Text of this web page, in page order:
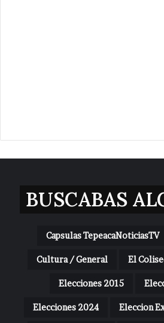
BUSCABAS
Capsulas TepeacaNoticiasTV
Cultura / General El
Elecciones 2015
Elecciones 2024 Eleccion